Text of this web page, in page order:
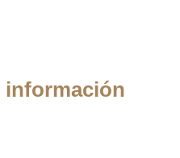
información